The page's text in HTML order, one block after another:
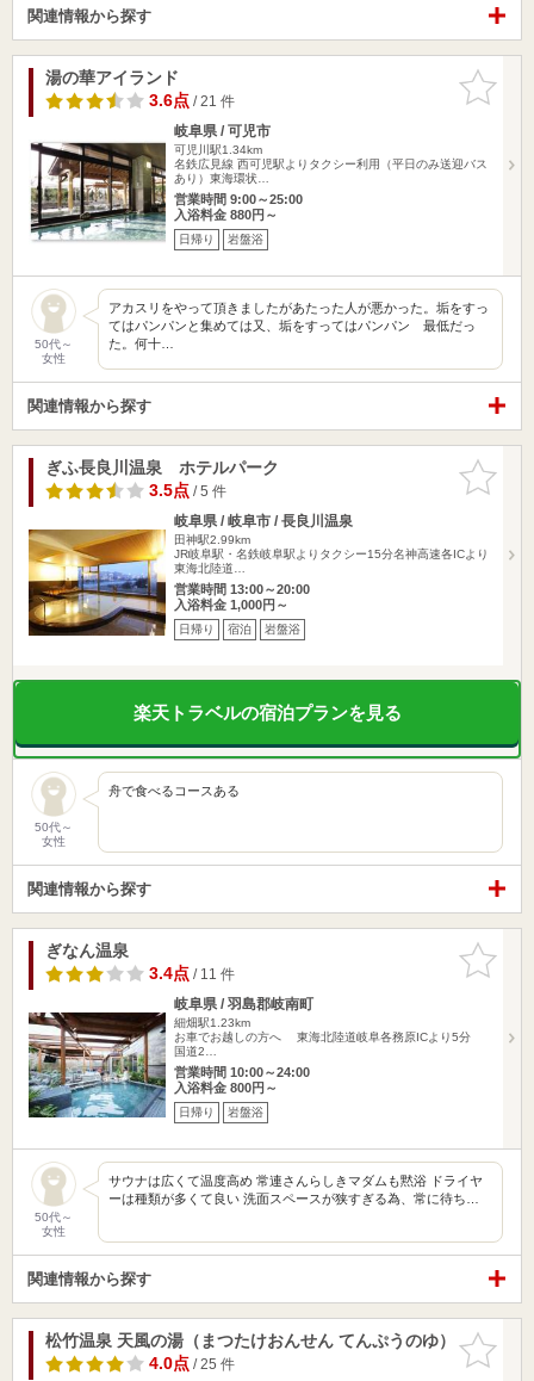
関連情報から探す
お気に入
りに追加
湯の華アイランド
3.6点/ 21 件
岐阜県 / 可児市
可児川駅1.34km
名鉄広見線 西可児駅よりタクシー利用（平日のみ送迎バス
あり）東海環状…
営業時間 9:00～25:00
入浴料金 880円～
日帰り 岩盤浴
50代～
女性
アカスリをやって頂きましたがあたった人が悪かった。垢をすっ
てはパンパンと集めては又、垢をすってはパンパン 最低だっ
た。何十…
関連情報から探す
お気に入
りに追加
ぎふ長良川温泉 ホテルパーク
3.5点/ 5 件
岐阜県 / 岐阜市 / 長良川温泉
田神駅2.99km
JR岐阜駅・名鉄岐阜駅よりタクシー15分名神高速各ICより
東海北陸道…
営業時間 13:00～20:00
入浴料金 1,000円～
日帰り 宿泊 岩盤浴
楽天トラベルの宿泊プランを見る
50代～
女性
舟で食べるコースある
関連情報から探す
お気に入
りに追加
ぎなん温泉
3.4点/ 11 件
岐阜県 / 羽島郡岐南町
細畑駅1.23km
お車でお越しの方へ 東海北陸道岐阜各務原ICより5分
国道2…
営業時間 10:00～24:00
入浴料金 800円～
日帰り 岩盤浴
50代～
女性
サウナは広くて温度高め 常連さんらしきマダムも黙浴 ドライヤ
ーは種類が多くて良い 洗面スペースが狭すぎる為、常に待ち…
関連情報から探す
お気に入
りに追加
松竹温泉 天風の湯（まつたけおんせん てんぷうのゆ）
4.0点/ 25 件